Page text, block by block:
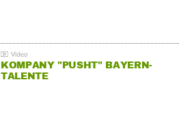
KOMPANY "PUSHT" BAYERN-
TALENTE